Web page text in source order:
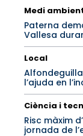
Medi
Paterna
Vallesa
Local
l’ajuda en
Ciència i
Risc màxim
jornada de